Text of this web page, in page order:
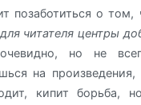
позаботиться о
читателя центры
но не
на
кипит борьба,